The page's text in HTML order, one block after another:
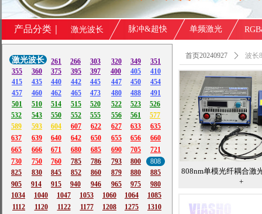
808nm单模光纤耦合激
+
首页20240927 ꄲ 波长
261
532
266 303 320 349
351
355
360 375 395 397 400 405
410
415
435 440 442 445 447 450
454
491
488
480
473
465
462
460
457
501
510 514 515 520 522
523
543
550 552 555 556 561
526
577
604
593
589 607 622 627 633
635
637
639 640 642 650 655 656
660
666
671 680 685 690 705
721
750
760
730
665
785
786 793 800
808
825
830 845 852 860 880
879
914
885
915
940 946 965 975 980
905
1034
1040 1047 1053 1060 1064
1085
1275
1208
1177
1122
1120
1112
1310
激光波长
产品分类｜ 激光波长 脉冲&超快 单频激光